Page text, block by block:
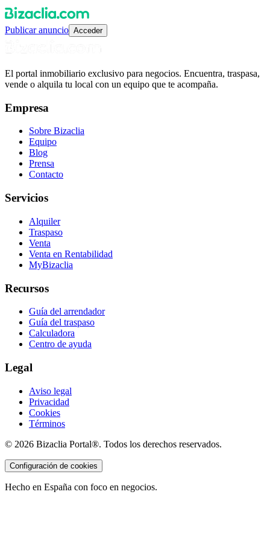
Publicar anuncio Acceder
El portal inmobiliario exclusivo para negocios. Encuentra, traspasa,
vende o alquila tu local con un equipo que te acompaña.
Empresa
Sobre Bizaclia
Equipo
Blog
Prensa
Contacto
Servicios
Alquiler
Traspaso
Venta
Venta en Rentabilidad
MyBizaclia
Recursos
Guía del arrendador
Guía del traspaso
Calculadora
Centro de ayuda
Legal
Aviso legal
Privacidad
Cookies
Términos
© 2026 Bizaclia Portal®. Todos los derechos reservados.
Configuración de cookies
Hecho en España con foco en negocios.